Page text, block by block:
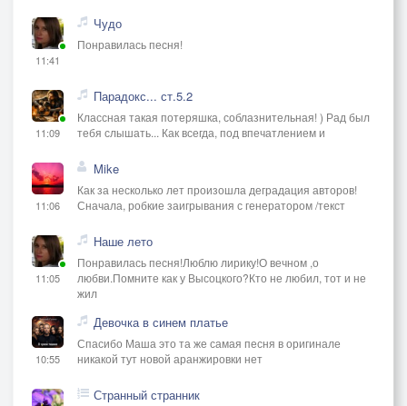
11:41
Чудо
Понравилась песня!
11:09
Парадокс... ст.5.2
Классная такая потеряшка, соблазнительная! ) Рад был
тебя слышать... Как всегда, под впечатлением и
11:06
Mike
Как за несколько лет произошла деградация авторов!
Сначала, робкие заигрывания с генератором /текст
11:05
Наше лето
Понравилась песня!Люблю лирику!О вечном ,о
любви.Помните как у Высоцкого?Кто не любил, тот и не
жил
10:55
Девочка в синем платье
Спасибо Маша это та же самая песня в оригинале
никакой тут новой аранжировки нет
Странный странник